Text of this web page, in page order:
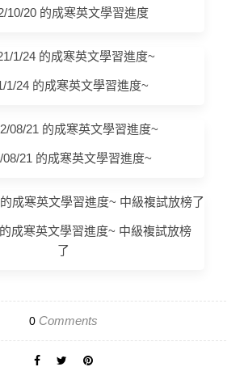
10/20 的成寒英文學習進度
1/24 的成寒英文學習進度~
08/21 的成寒英文學習進度~
成寒英文學習進度~ 中級複試放榜
了
0Comments